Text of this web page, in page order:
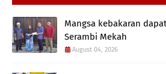
Mangsa kebakaran
Serambi Mekah
August 04, 2026